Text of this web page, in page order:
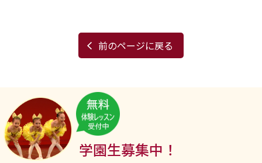
前のページに戻る
学園生募集中！